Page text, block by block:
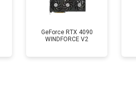
GeForce RTX 4090
WINDFORCE V2